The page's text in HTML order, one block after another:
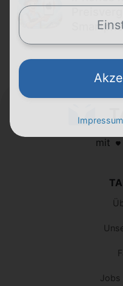
mit
Jobs
Impressum